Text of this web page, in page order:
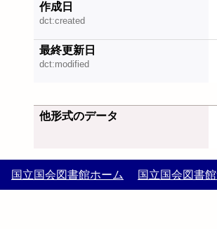
作成日
dct:created
最終更新日
dct:modified
他形式のデータ
国立国会図書館ホーム 国立国会図書